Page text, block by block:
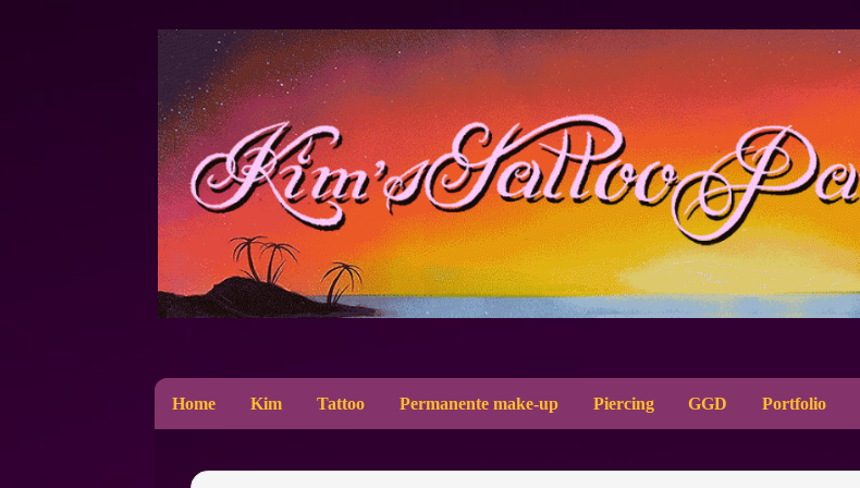
Home Kim Tattoo Permanente make-up Piercing GGD Portfolio